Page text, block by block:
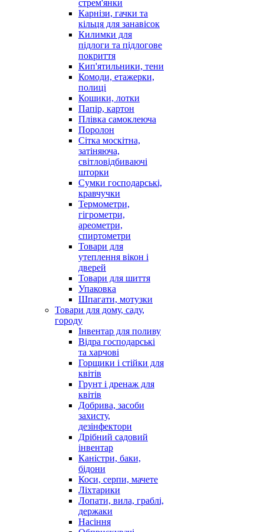
стрем'янки
Карнізи, гачки та
кільця для занавісок
Килимки для
підлоги та підлогове
покриття
Кип'ятильники, тени
Комоди, етажерки,
полиці
Кошики, лотки
Папір, картон
Плівка самоклеюча
Поролон
Сітка москітна,
затіняюча,
світловідбиваючі
шторки
Сумки господарські,
кравчучки
Термометри,
гігрометри,
ареометри,
спиртометри
Товари для
утеплення вікон і
дверей
Товари для шиття
Упаковка
Шпагати, мотузки
Товари для дому, саду,
городу
Інвентар для поливу
Відра господарські
та харчові
Горщики і стійки для
квітів
Грунт і дренаж для
квітів
Добрива, засоби
захисту,
дезінфектори
Дрібний садовий
інвентар
Каністри, баки,
бідони
Коси, серпи, мачете
Ліхтарики
Лопати, вила, граблі,
держаки
Насіння